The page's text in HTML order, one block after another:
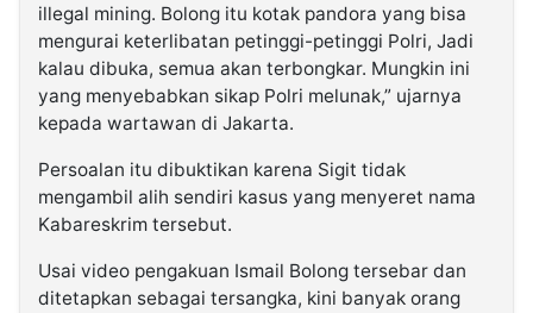
illegal mining. Bolong itu kotak pandora yang bisa
mengurai keterlibatan petinggi-petinggi Polri, Jadi
kalau dibuka, semua akan terbongkar. Mungkin ini
yang menyebabkan sikap Polri melunak,” ujarnya
kepada wartawan di Jakarta.
Persoalan itu dibuktikan karena Sigit tidak
mengambil alih sendiri kasus yang menyeret nama
Kabareskrim tersebut.
Usai video pengakuan Ismail Bolong tersebar dan
ditetapkan sebagai tersangka, kini banyak orang